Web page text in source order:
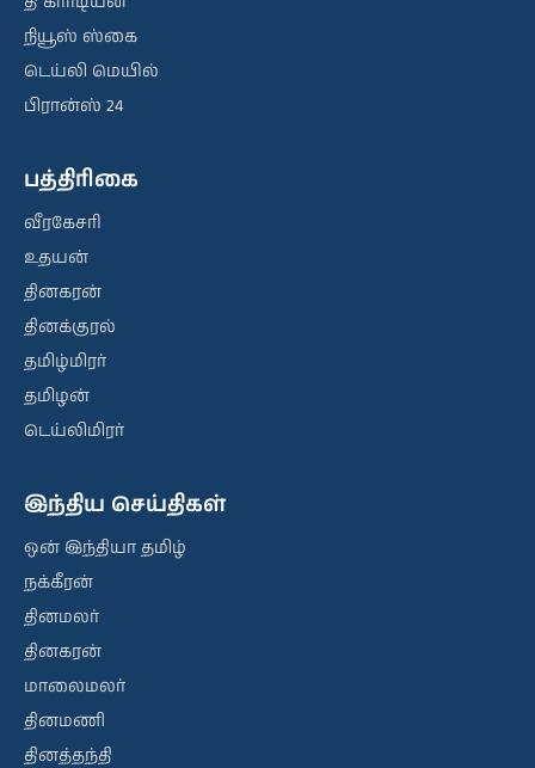
நியூஸ் ஸ்கை
டெய்லி மெயில்
பிரான்ஸ் 24
பத்திரிகை
வீரகேசரி
உதயன்
தினகரன்
தினக்குரல்
தமிழ்மிரர்
தமிழன்
டெய்லிமிரர்
இந்திய செய்திகள்
ஒன் இந்தியா தமிழ்
நக்கீரன்
தினமலர்
தினகரன்
மாலைமலர்
தினமணி
தினத்தந்தி